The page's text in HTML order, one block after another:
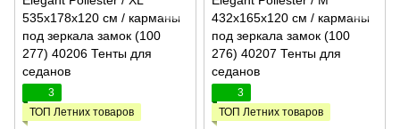
3
ТОП Летних товаров
3
ТОП Летних товаров